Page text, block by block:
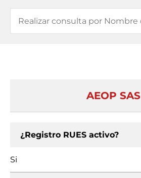
AEOP SAS
¿Registro RUES activo?
Si